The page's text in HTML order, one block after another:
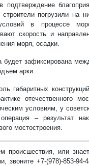
подтверждение
погрузили на
условий в процессе
скорость и
моря, осадки.
будет зафиксирована
арки.
габаритных
отечественного
условиям, у
– результат
мостостроения.
происшествия, или
звоните +7-(978)-853-94-